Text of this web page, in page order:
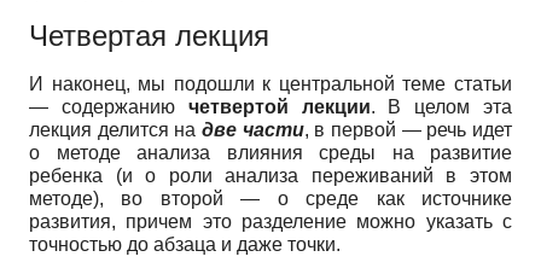
Четвертая лекция
И наконец, мы подошли к центральной теме статьи
— содержанию четвертой лекции. В целом эта
лекция делится на две части, в первой — речь идет
о методе анализа влияния среды на развитие
ребенка (и о роли анализа переживаний в этом
методе), во второй — о среде как источнике
развития, причем это разделение можно указать с
точностью до абзаца и даже точки.